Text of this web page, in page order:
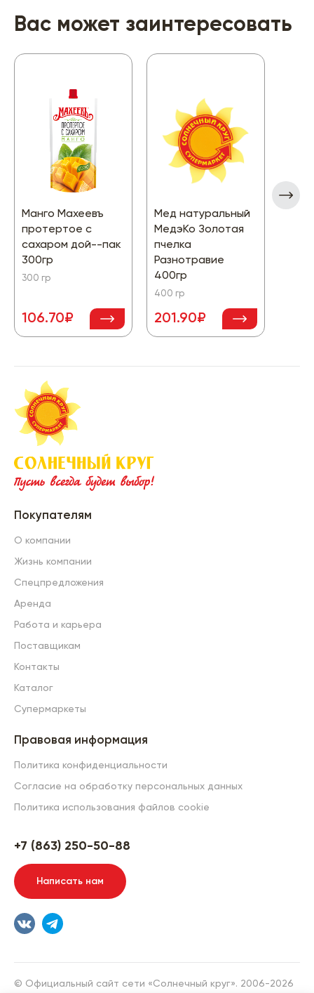
Вас может заинтересовать
Манго Махеевъ
протертое с
сахаром дой--пак
300гр
300 гр
106.70₽
Мед натуральный
МедэКо Золотая
пчелка
Разнотравие
400гр
400 гр
201.90₽
Покупателям
О компании
Жизнь компании
Спецпредложения
Аренда
Работа и карьера
Поставщикам
Контакты
Каталог
Супермаркеты
Правовая информация
Политика конфиденциальности
Согласие на обработку персональных данных
Политика использования файлов cookie
+7 (863) 250-50-88
Написать нам
© Официальный сайт сети «Солнечный круг». 2006-2026